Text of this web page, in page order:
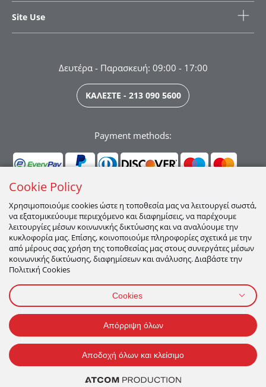
ΠΡΟΣΘΗΚΗ ΣΤΟ ΚΑΛΑΘΙ
Site Use
Δευτέρα - Παρασκευή: 09:00 - 17:00
ΚΑΛΕΣΤΕ - 213 090 5600
Payment methods:
Ακολουθήστε μας:
ΟΡΟΙ ΧΡΗΣΗΣ
2026 All Rights Reserved
Cookie Policy
Χρησιμοποιούμε cookies ώστε η τοποθεσία μας να λειτουργεί σωστά,
να εξατομικεύουμε περιεχόμενο και διαφημίσεις, να παρέχουμε
λειτουργίες μέσων κοινωνικής δικτύωσης και να αναλύουμε την
κυκλοφορία μας. Επίσης, κοινοποιούμε πληροφορίες σχετικά με την
από μέρους σας χρήση της τοποθεσίας μας στους συνεργάτες μέσων
κοινωνικής δικτύωσης, διαφημίσεων και ανάλυσης. Διαβάστε την
Πολιτική Cookies
Cookies
Απόρριψη όλων
Αποδοχή όλων και κλείσιμο